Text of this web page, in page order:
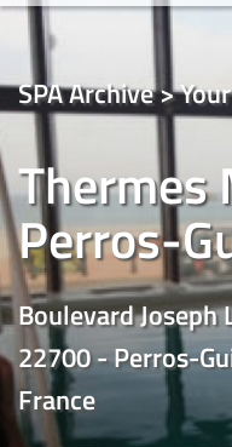
SPA Archive >
Thermes
Perros-
Boulevard Joseph
22700 - Perros-
France